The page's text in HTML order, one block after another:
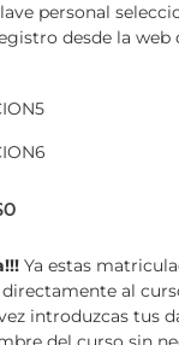
personal
desde la web
Ya estas
directamente al
introduzcas tus